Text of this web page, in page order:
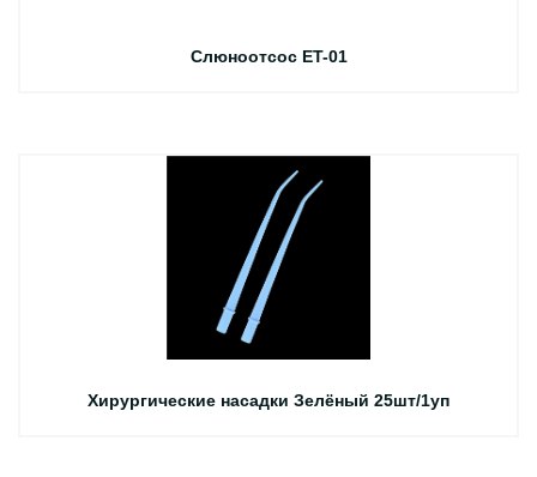
Слюноотсос ET-01
Хирургические насадки Зелёный 25шт/1уп